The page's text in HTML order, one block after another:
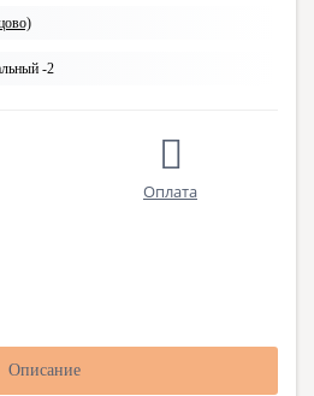
-2
Оплата
Описание